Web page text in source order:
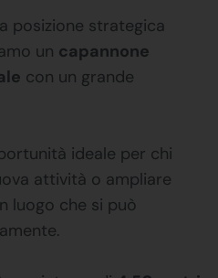
posizione strategica
un capannone
con un grande
ideale per chi
attività o ampliare
luogo che si può